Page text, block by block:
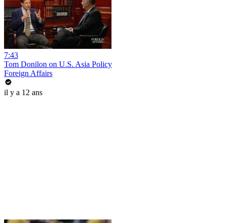
7:43
Tom Donilon on U.S. Asia Policy
Foreign Affairs
il y a 12 ans